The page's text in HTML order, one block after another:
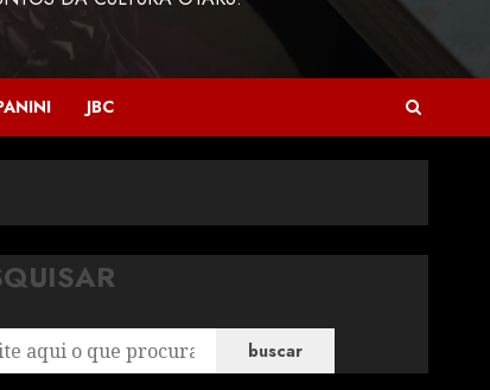
JBC
buscar